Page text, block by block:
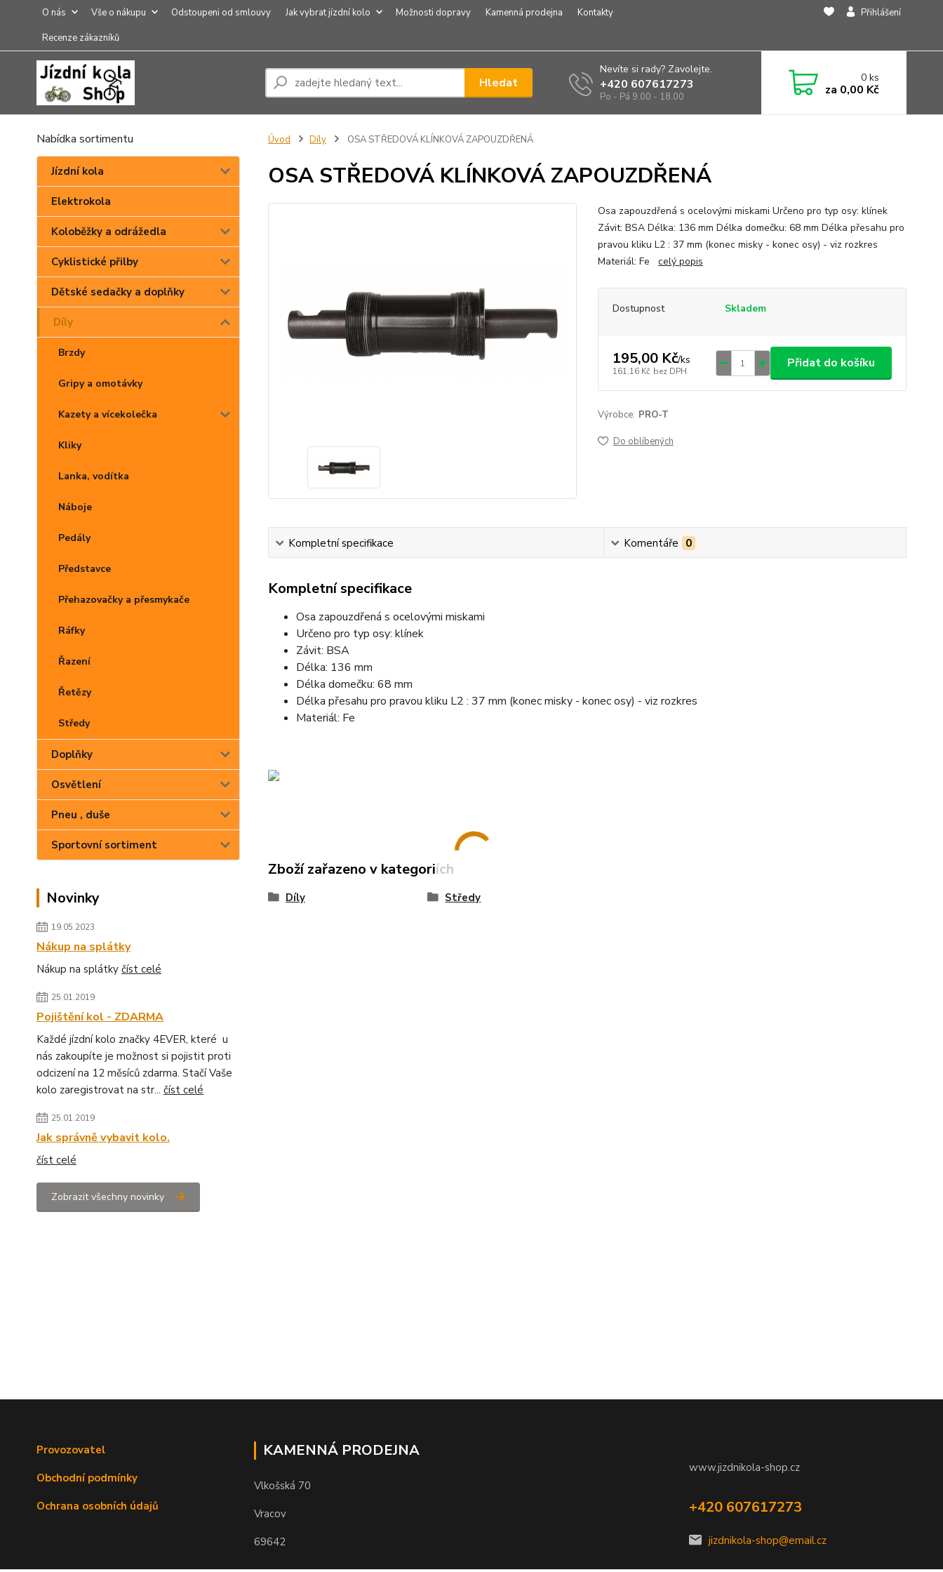
O nás Vše o nákupu Odstoupeni od smlouvy Jak vybrat jízdní kolo Možnosti dopravy Kamenná prodejna
Kontakty
Recenze zákazníků
Přihlášení
Hledat
Nevíte si rady? Zavolejte.
+420 607617273
Po - Pá 9.00 - 18.00
0ks
za 0,00 Kč
Nabídka sortimentu
Jízdní kola
Elektrokola
Koloběžky a odrážedla
Cyklistické přilby
Dětské sedačky a doplňky
Díly
Brzdy
Gripy a omotávky
Kazety a vícekolečka
Kliky
Lanka, vodítka
Náboje
Pedály
Představce
Přehazovačky a přesmykače
Ráfky
Řazení
Řetězy
Středy
Doplňky
Osvětlení
Pneu , duše
Sportovní sortiment
Novinky
19.05.2023
Nákup na splátky
Nákup na splátky číst celé
25.01.2019
Pojištění kol - ZDARMA
Každé jízdní kolo značky 4EVER, které u
nás zakoupíte je možnost si pojistit proti
odcizení na 12 měsíců zdarma. Stačí Vaše
kolo zaregistrovat na str... číst celé
25.01.2019
Jak správně vybavit kolo.
číst celé
Zobrazit všechny novinky
Úvod Díly OSA STŘEDOVÁ KLÍNKOVÁ ZAPOUZDŘENÁ
OSA STŘEDOVÁ KLÍNKOVÁ ZAPOUZDŘENÁ
Osa zapouzdřená s ocelovými miskami Určeno pro typ osy: klínek
Závit: BSA Délka: 136 mm Délka domečku: 68 mm Délka přesahu pro
pravou kliku L2 : 37 mm (konec misky - konec osy) - viz rozkres
Materiál: Fe celý popis
Dostupnost Skladem
195,00 Kč/ks
161,16 Kč bez DPH
Přidat do košíku
Výrobce: PRO-T
Do oblíbených
Kompletní specifikace Komentáře 0
Kompletní specifikace
Osa zapouzdřená s ocelovými miskami
Určeno pro typ osy: klínek
Závit: BSA
Délka: 136 mm
Délka domečku: 68 mm
Délka přesahu pro pravou kliku L2 : 37 mm (konec misky - konec osy) - viz rozkres
Materiál: Fe
Zboží zařazeno v kategoriích
Díly Středy
Provozovatel
Obchodní podmínky
Ochrana osobních údajů
KAMENNÁ PRODEJNA
Vlkošská 70
Vracov
69642
www.jizdnikola-shop.cz
+420 607617273
jizdnikola-shop@email.cz